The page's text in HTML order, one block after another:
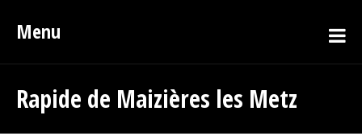
Menu
Rapide de Maizières les Metz